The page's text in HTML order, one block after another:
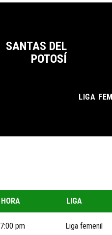
SANTAS DEL
POTOSÍ
LIGA
HORA LIGA
7:00 pm Liga femenil